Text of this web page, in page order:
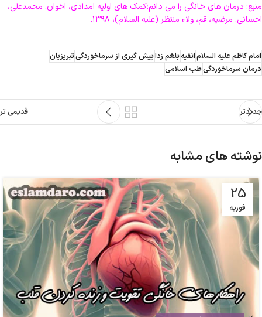
منبع: درمان های خانگی را می دانم؛کمک های اولیه امدادی، اخوان. محمدعلی،
احسانی. مرضیه، قم، ولاء منتظر (علیه السلام)، ۱۳۹۸.
امام کاظم علیه السلامانفیهبلغم زداپيش گيرى از سرماخوردگیتبریزیان
درمان سرماخوردگیطب اسلامی
جدیدتر قدیمی تر
نوشته های مشابه
25
فوریه